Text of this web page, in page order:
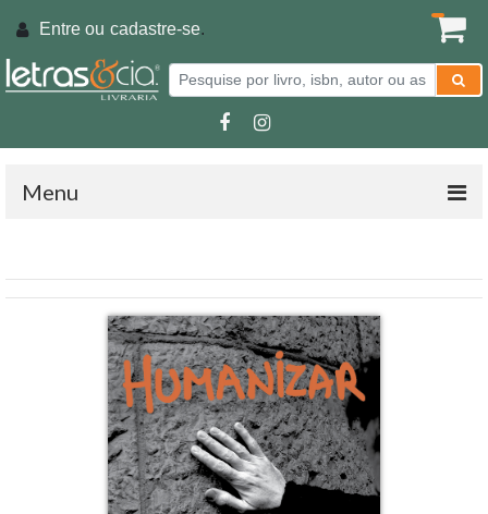
Entre ou cadastre-se.
Menu